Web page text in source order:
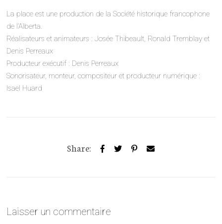
La place est une production de la Société historique francophone
de l’Alberta.
Réalisateurs et animateurs : Josée Thibeault, Ronald Tremblay et
Denis Perreaux
Producteur exécutif : Denis Perreaux
Sonorisateur, monteur, compositeur et producteur numérique :
Isael Huard
Share:
Laisser un commentaire